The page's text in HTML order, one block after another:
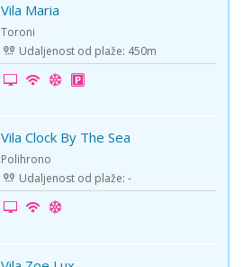
Vila Maria
Toroni
Udaljenost od plaže: 450m
Vila Clock By The Sea
Polihrono
Udaljenost od plaže: -